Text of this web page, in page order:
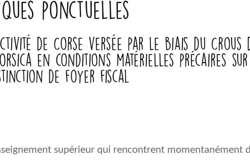
ponctuelles
de Corse versée par le biais du Crous
en conditions matérielles précaires
de foyer fiscal
supérieur qui rencontrent momentanément